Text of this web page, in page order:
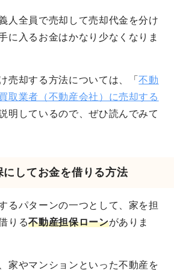
人全員で売却して売却代金を分け
に入るお金はかなり少なくなりま
売却する方法については、「不動
取業者（不動産会社）に売却する
明しているので、ぜひ読んでみて
してお金を借りる方法
るパターンの一つとして、家を担
りる不動産担保ローンがありま
家やマンションといった不動産を